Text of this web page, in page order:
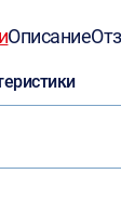
Описание